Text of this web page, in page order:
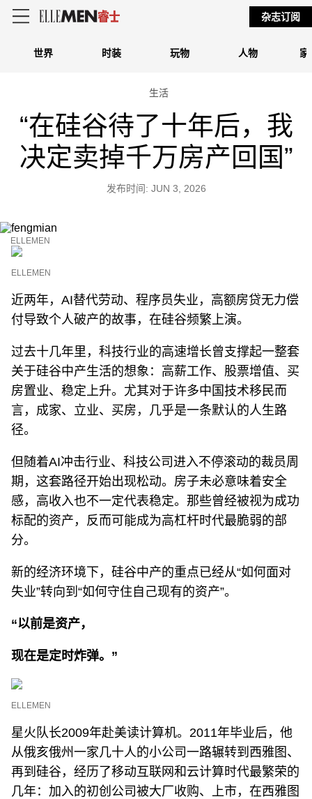
世界 时装 玩物 人物 家
杂志订阅
生活
“在硅谷待了十年后，我
决定卖掉千万房产回国”
发布时间: JUN 3, 2026
ELLEMEN
ELLEMEN
近两年，AI替代劳动、程序员失业，高额房贷无力偿
付导致个人破产的故事，在硅谷频繁上演。
过去十几年里，科技行业的高速增长曾支撑起一整套
关于硅谷中产生活的想象：高薪工作、股票增值、买
房置业、稳定上升。尤其对于许多中国技术移民而
言，成家、立业、买房，几乎是一条默认的人生路
径。
但随着AI冲击行业、科技公司进入不停滚动的裁员周
期，这套路径开始出现松动。房子未必意味着安全
感，高收入也不一定代表稳定。那些曾经被视为成功
标配的资产，反而可能成为高杠杆时代最脆弱的部
分。
新的经济环境下，硅谷中产的重点已经从“如何面对
失业”转向到“如何守住自己现有的资产”。
“以前是资产，
现在是定时炸弹。”
ELLEMEN
星火队长2009年赴美读计算机。2011年毕业后，他
从俄亥俄州一家几十人的小公司一路辗转到西雅图、
再到硅谷，经历了移动互联网和云计算时代最繁荣的
几年：加入的初创公司被大厂收购、上市，在西雅图